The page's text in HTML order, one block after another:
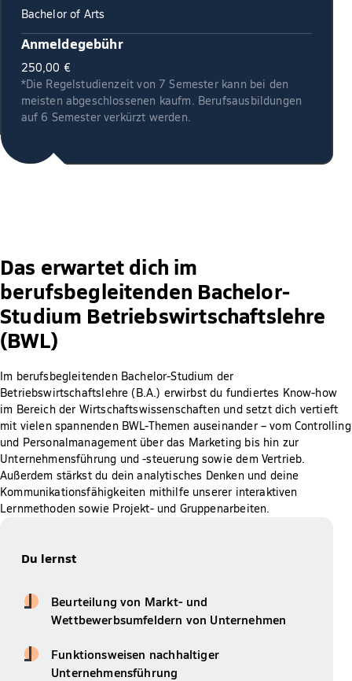
Bachelor of Arts
Anmeldegebühr
250,00 €
*Die Regelstudienzeit von 7 Semester kann bei den
meisten abgeschlossenen kaufm. Berufsausbildungen
auf 6 Semester verkürzt werden.
Das erwartet dich im
berufsbegleitenden Bachelor-
Studium Betriebswirtschaftslehre
(BWL)
Im berufsbegleitenden Bachelor-Studium der
Betriebswirtschaftslehre (B.A.) erwirbst du fundiertes Know-how
im Bereich der Wirtschaftswissenschaften und setzt dich vertieft
mit vielen spannenden BWL-Themen auseinander – vom Controlling
und Personalmanagement über das Marketing bis hin zur
Unternehmensführung und -steuerung sowie dem Vertrieb.
Außerdem stärkst du dein analytisches Denken und deine
Kommunikationsfähigkeiten mithilfe unserer interaktiven
Lernmethoden sowie Projekt- und Gruppenarbeiten.
Du lernst
Beurteilung von Markt- und
Wettbewerbsumfeldern von Unternehmen
Funktionsweisen nachhaltiger
Unternehmensführung